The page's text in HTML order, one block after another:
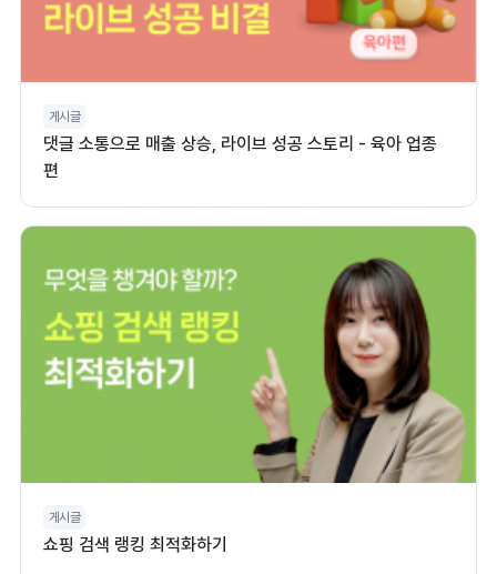
게시글
댓글 소통으로 매출 상승, 라이브 성공 스토리 - 육아 업종
편
게시글
쇼핑 검색 랭킹 최적화하기